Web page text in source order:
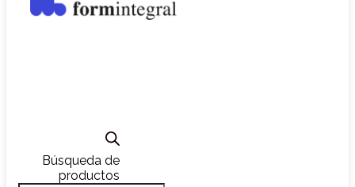
Búsqueda de
productos